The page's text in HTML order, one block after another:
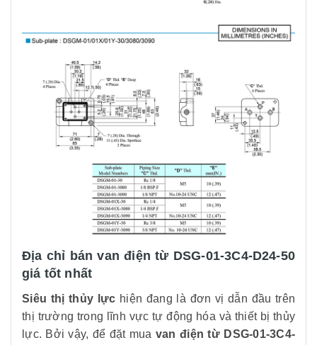
Địa chỉ bán van điện từ DSG-01-3C4-D24-50
giá tốt nhất
Siêu thị thủy lực hiện đang là đơn vị dẫn đầu trên
thị trường trong lĩnh vực tự động hóa và thiết bị thủy
lực. Bởi vậy, để đặt mua van điện từ DSG-01-3C4-